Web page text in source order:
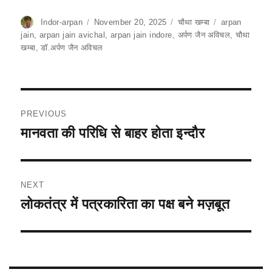
c
e
o
k
at
s
p
ai
l
e
gr
m
ar
e
Author
Indor-arpan
Posted
on
November 20, 2025 Categories
चौथा खम्बा Tags
arpan
jain arpan jain avichal arpan jain indore अर्पण जैन अविचल, चौथा
खम्बा ,डॉ.अर्पण जैन अविचल
navigation
PREVIOUS
Previous
मानवता की परिधि से बाहर होता इन्दौर
NEXT
Next
लोकतंत्र में पत्रकारिता का पक्ष बने मज़बूत